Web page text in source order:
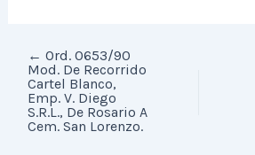
← Ord. 0653/90
Mod. De Recorrido
Cartel Blanco,
Emp. V. Diego
S.R.L., De Rosario A
Cem. San Lorenzo.